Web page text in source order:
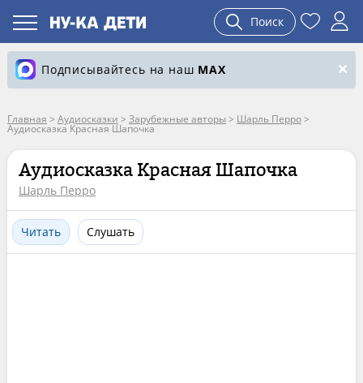
Поиск
Подписывайтесь на наш MAX
Главная > Аудиосказки > Зарубежные авторы > Шарль Перро>
Аудиосказка Красная Шапочка
Аудиосказка Красная Шапочка
Шарль Перро
Читать Слушать